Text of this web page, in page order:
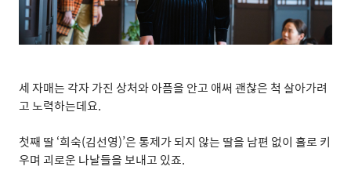
세 자매는 각자 가진 상처와 아픔을 안고 애써 괜찮은 척 살아가려
고 노력하는데요.
첫째 딸‘희숙(김선영)’은 통제가 되지 않는 딸을 남편 없이 홀로 키
우며 괴로운 나날들을 보내고 있죠.